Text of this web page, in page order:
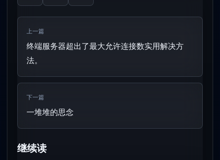
上一篇
终端服务器超出了最大允许连接数实用解决方
法。
下一篇
一堆堆的思念
继续读